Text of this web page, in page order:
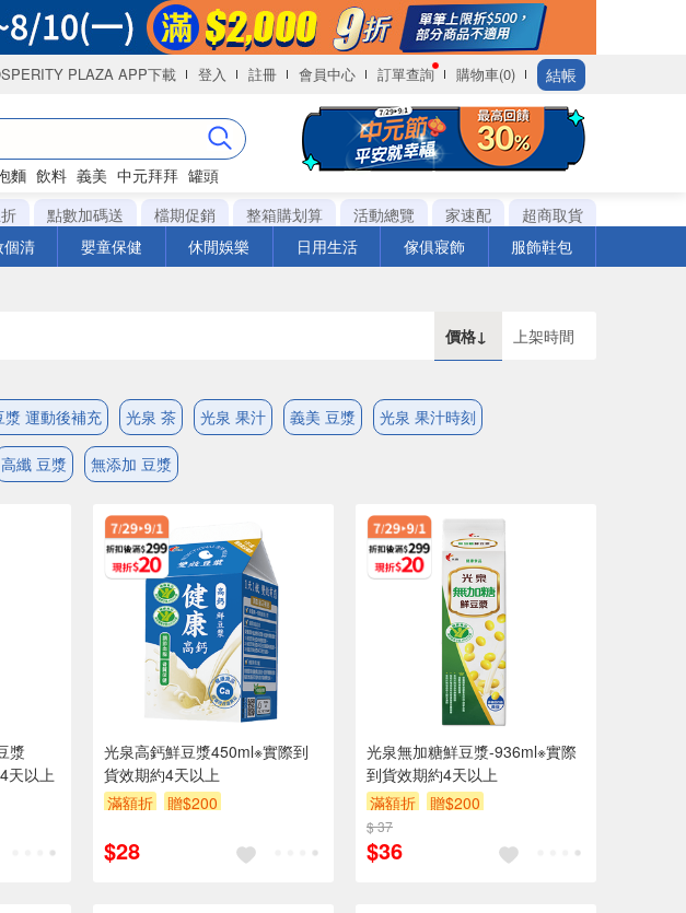
PLAZA APP下載 登入 註冊 會員中心 訂單查詢 購物車(0) 結帳
麵 飲料 義美 中元拜拜 罐頭
點數加碼送 檔期促銷 整箱購划算 活動總覽 家速配
超商取貨
個清 嬰童保健 休閒娛樂 日用生活 傢俱寢飾 服飾鞋包
價格↓ 上架時間
漿 運動後補充 光泉 茶 光泉 果汁 義美 豆漿 光泉 果汁時刻
高纖 豆漿 無添加 豆漿
漿
天以上
光泉高鈣鮮豆漿450ml※實際到
貨效期約4天以上
滿額折
贈$200
$28
光泉無加糖鮮豆漿-936ml※實際
到貨效期約4天以上
滿額折
贈$200
$ 37
$36